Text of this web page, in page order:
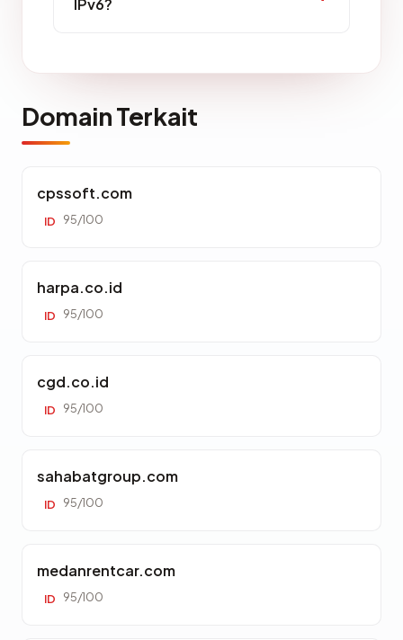
IPv6?
Domain Terkait
cpssoft.com
ID 95/100
harpa.co.id
ID 95/100
cgd.co.id
ID 95/100
sahabatgroup.com
ID 95/100
medanrentcar.com
ID 95/100